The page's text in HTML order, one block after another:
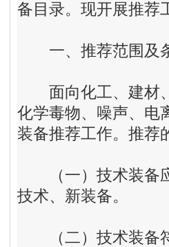
备目录。现开展推荐
一、 推荐范围及
面向化工、建材、
化学毒物、噪声、电
装备推荐工作。推荐
（一）技术装备应
技术、新装备。
（二）技术装备符